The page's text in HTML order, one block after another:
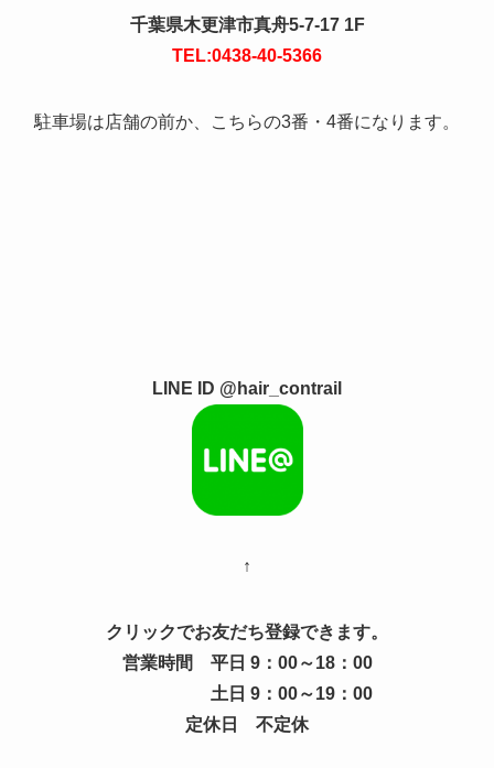
千葉県木更津市真舟5-7-17 1F
TEL:0438-40-5366
駐車場は店舗の前か、こちらの3番・4番になります。
LINE ID @hair_contrail
↑
クリックでお友だち登録できます。
営業時間 平日 9：00～18：00
土日 9：00～19：00
定休日 不定休